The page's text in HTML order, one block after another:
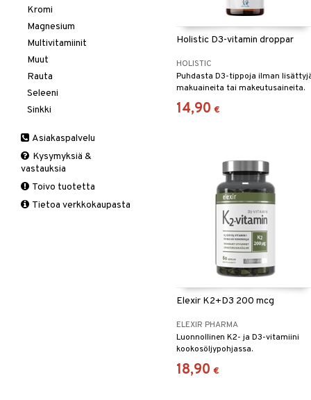
Holistic D3-vitamin droppar
HOLISTIC
Puhdasta D3-tippoja ilman
makuaineita tai makeutusaineita.
14,90 €
Elexir K2+D3 200 mcg
ELEXIR PHARMA
Luonnollinen K2- ja D3-vitamiini
kookosöljypohjassa.
18,90 €
Tukisukat
Polvisukat
Päivittäin
Tukisukat
Yliherkkyys ruoalle
Laktoori-intoleranssi
tukkoisuus
Kromi
Magnesium
Multivitamiinit
Muut
Rauta
Seleeni
Sinkki
Asiakaspalvelu
Kysymyksiä &
vastauksia
Toivo tuotetta
Tietoa verkkokaupasta